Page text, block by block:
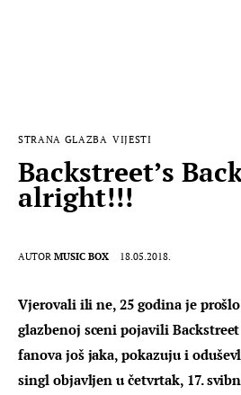
STRANA GLAZBA VIJESTI
Backstreet’s
alright!!!
AUTOR MUSIC BOX 18.05.2018.
Vjerovali ili ne, 25 godina je
glazbenoj sceni pojavili Backstreet
fanova još jaka, pokazuju i
singl objavljen u četvrtak, 17.